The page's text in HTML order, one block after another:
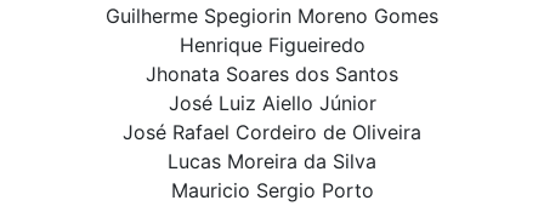
Guilherme Spegiorin Moreno Gomes
Henrique Figueiredo
Jhonata Soares dos Santos
José Luiz Aiello Júnior
José Rafael Cordeiro de Oliveira
Lucas Moreira da Silva
Mauricio Sergio Porto